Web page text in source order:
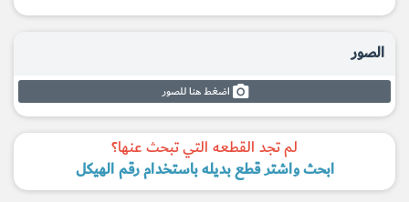
الصور
اضغط هنا للصور
لم تجد القطعه التي تبحث عنها؟
ابحث واشتر قطع بديله باستخدام رقم الهيكل
Return to Search Page